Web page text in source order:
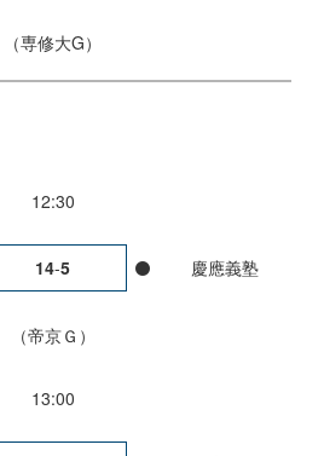
専修大G
12:30
14-5 慶應義塾
帝京Ｇ
13:00